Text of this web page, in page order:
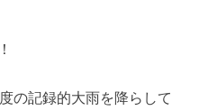
の記録的大雨を降らして